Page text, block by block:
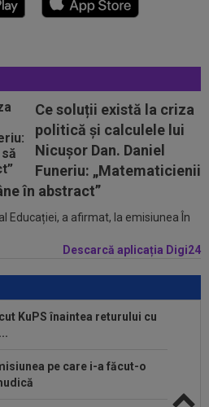
Ce soluții există la criza
politică și calculele lui
Nicușor Dan. Daniel
Funeriu: „Matematicienii
în abstract”
Educației, a afirmat, la emisiunea În
Descarcă aplicația Digi24
VIDEO, 18:30, Digi Sport
de euro pentru
Mbappe semnează!
O schimbare...
spus-o clar lui Daniel
teatru: așteptată în rochie
Georgina a...
scorul. Erico, eliminat!
KuPS înaintea returului cu
pe care i-a făcut-o